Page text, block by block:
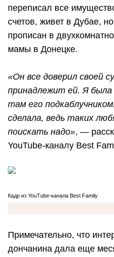
переписал все
счетов, живет в Дубае,
прописан в
мамы в Донецке.
«Он все доверил своей
принадлежит ей. Я была
там его
сделала, ведь таких
поискать надо», —
YouTube-каналу Best
Кадр из YouTube-канала Best Family
Примечательно, что
дончанина дала еще